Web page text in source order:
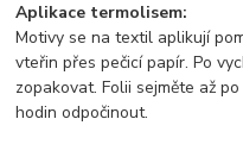
Aplikace termolisem:
Motivy se na textil aplikují
vteřin přes pečicí papír. Po
zopakovat. Folii sejměte až
hodin odpočinout.